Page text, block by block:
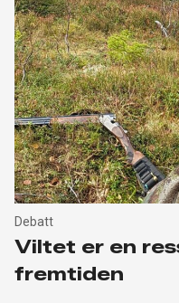
Debatt
Viltet er en
fremtiden